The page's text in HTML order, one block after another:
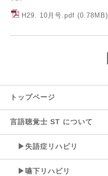
H29. 10月号.pdf (0.78MB)
トップページ
言語聴覚士 ST について
▶失語症リハビリ
▶嚥下リハビリ